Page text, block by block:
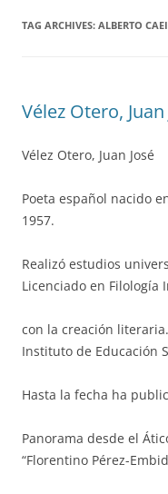
TAG ARCHIVES: ALBERTO
Vélez Otero, Juan
Vélez Otero, Juan José
Poeta español nacido
1957.
Realizó estudios
Licenciado en Filología
con la creación
Instituto de Educación
Hasta la fecha ha
Panorama desde el
“Florentino Pérez-